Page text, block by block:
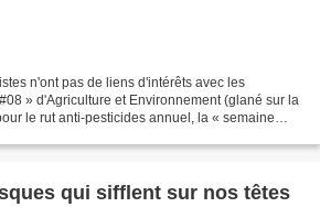
n'ont pas de liens d'intérêts avec les
» d'Agriculture et Environnement (glané sur la
le rut anti-pesticides annuel, la « semaine
qui sifflent sur nos têtes